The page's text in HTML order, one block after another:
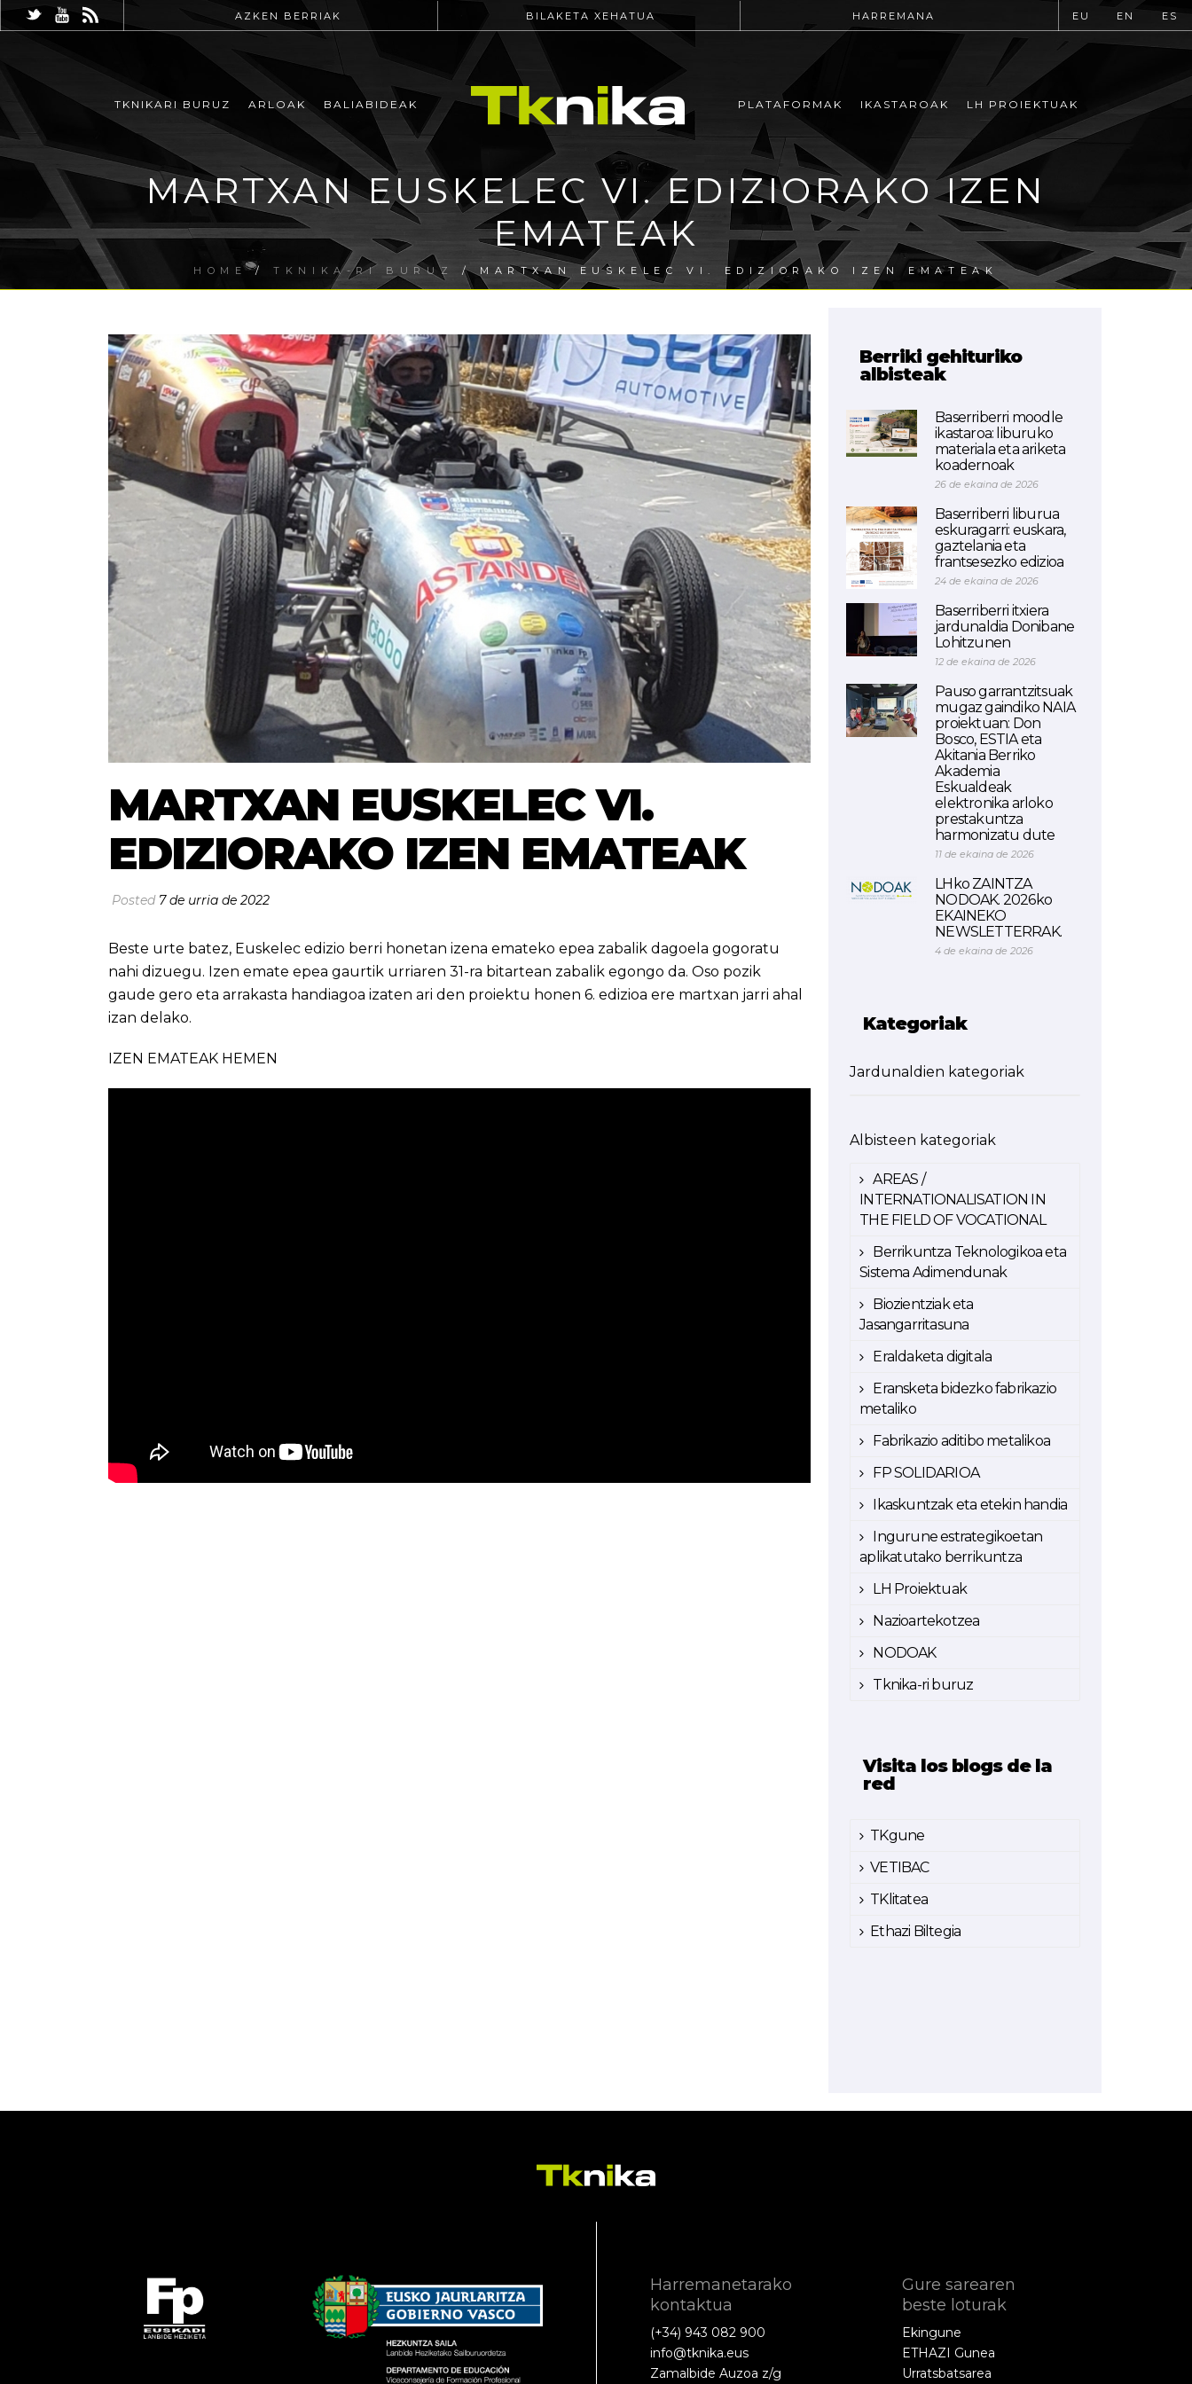
AZKEN BERRIAK BILAKETA XEHATUA HARREMANA EU EN ES
TKNIKARI BURUZ ARLOAK BALIABIDEAK PLATAFORMAK IKASTAROAK LH PROIEKTUAK
MARTXAN EUSKELEC VI. EDIZIORAKO IZEN
EMATEAK
HOME/TKNIKA-RI BURUZ / MARTXAN EUSKELEC VI. EDIZIORAKO IZEN EMATEAK
MARTXAN EUSKELEC VI.
EDIZIORAKO IZEN EMATEAK
Posted 7 de urria de 2022
Beste urte batez, Euskelec edizio berri honetan izena emateko epea zabalik dagoela gogoratu
nahi dizuegu. Izen emate epea gaurtik urriaren 31-ra bitartean zabalik egongo da. Oso pozik
gaude gero eta arrakasta handiagoa izaten ari den proiektu honen 6. edizioa ere martxan jarri ahal
izan delako.
IZEN EMATEAK HEMEN
Berriki gehituriko
albisteak
Baserriberri moodle
ikastaroa: liburuko
materiala eta ariketa
koadernoak
26 de ekaina de 2026
Baserriberri liburua
eskuragarri: euskara,
gaztelania eta
frantsesezko edizioa
24 de ekaina de 2026
Baserriberri itxiera
jardunaldia Donibane
Lohitzunen
12 de ekaina de 2026
Pauso garrantzitsuak
mugaz gaindiko NAIA
proiektuan: Don
Bosco, ESTIA eta
Akitania Berriko
Akademia
Eskualdeak
elektronika arloko
prestakuntza
harmonizatu dute
11 de ekaina de 2026
LHko ZAINTZA
NODOAK. 2026ko
EKAINEKO
NEWSLETTERRAK.
4 de ekaina de 2026
Kategoriak
Jardunaldien kategoriak
Albisteen kategoriak
AREAS /
INTERNATIONALISATION IN
THE FIELD OF VOCATIONAL
Berrikuntza Teknologikoa eta
Sistema Adimendunak
Biozientziak eta
Jasangarritasuna
Eraldaketa digitala
Eransketa bidezko fabrikazio
metaliko
Fabrikazio aditibo metalikoa
FP SOLIDARIOA
Ikaskuntzak eta etekin handia
Ingurune estrategikoetan
aplikatutako berrikuntza
LH Proiektuak
Nazioartekotzea
NODOAK
Tknika-ri buruz
Visita los blogs de la
red
TKgune
VETIBAC
TKlitatea
Ethazi Biltegia
Harremanetarako
kontaktua
(+34) 943 082 900
info@tknika.eus
Zamalbide Auzoa z/g
Gure sarearen
beste loturak
Ekingune
ETHAZI Gunea
Urratsbatsarea